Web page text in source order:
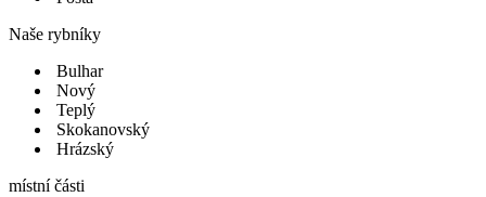
Naše rybníky
Bulhar
Nový
Teplý
Skokanovský
Hrázský
místní části